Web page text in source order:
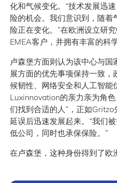
化和气候变化。“技术发展迅
险的机会。我们意识到，随
险正在变化。”在欧洲设立研
EMEA客户，并拥有丰富的科
卢森堡方面则认为该中心与
展方面的优先事项保持一致
候韧性、网络安全和人工智能
Luxinnovation的亲力亲为角
们找到合适的人”，正如
延误后迅速发展起来。“我们
低公司，同时也承保保险。”
在卢森堡，这种身份得到了欧